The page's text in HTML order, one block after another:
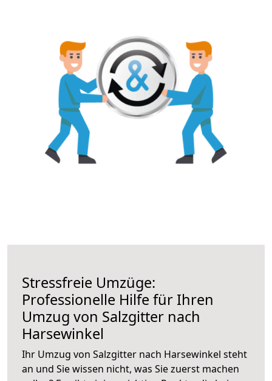
Stressfreie Umzüge:
Professionelle Hilfe für Ihren
Umzug von Salzgitter nach
Harsewinkel
Ihr Umzug von Salzgitter nach Harsewinkel steht
an und Sie wissen nicht, was Sie zuerst machen